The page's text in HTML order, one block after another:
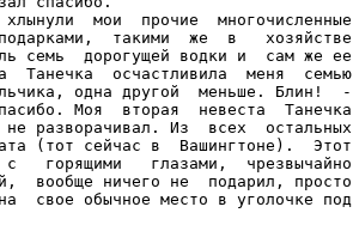
мои  прочие  многочисленные
такими  же  в   хозяйстве
семь  дорогущей водки и  сам же ее
осчастливила  меня  семью
одна другой  меньше. Блин!  -
Моя  вторая  невеста  Танечка
разворачивал. Из  всех  остальных
(тот сейчас в  Вашингтоне).  Этот
с   горящими   глазами,  чрезвычайно
вообще ничего не  подарил, просто
свое обычное место в уголочке под